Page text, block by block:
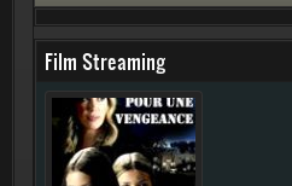
Film Streaming